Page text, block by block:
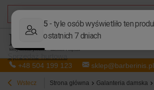
+48 504 199 123 sklep@barberinis.pl
Wstecz Strona główna Galanteria damska